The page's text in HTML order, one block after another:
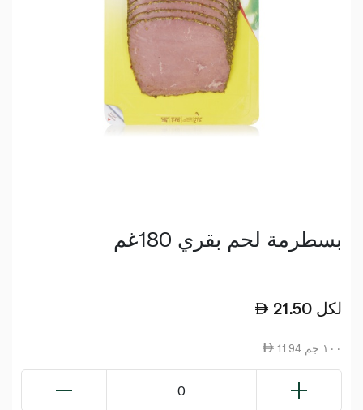
بسطرمة لحم بقري 180غم
21.50 لكل
11.94 ١٠٠ جم
0